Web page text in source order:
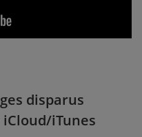
disparus
iTunes